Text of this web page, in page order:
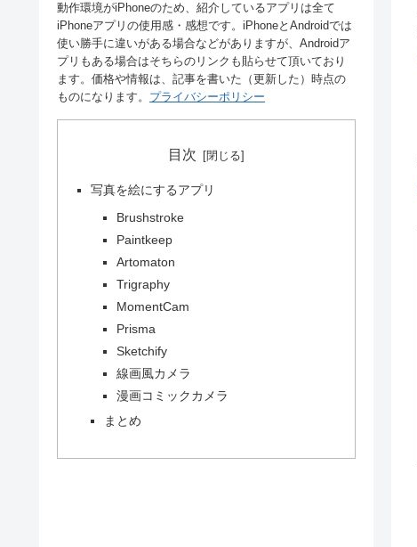
動作環境がiPhoneのため、紹介しているアプリは全て
iPhoneアプリの使用感・感想です。iPhoneとAndroidでは
使い勝手に違いがある場合などがありますが、Androidア
プリもある場合はそちらのリンクも貼らせて頂いており
ます。価格や情報は、記事を書いた（更新した）時点の
ものになります。 プライバシーポリシー
目次
写真を絵にするアプリ
Brushstroke
Paintkeep
Artomaton
Trigraphy
MomentCam
Prisma
Sketchify
線画風カメラ
漫画コミックカメラ
まとめ